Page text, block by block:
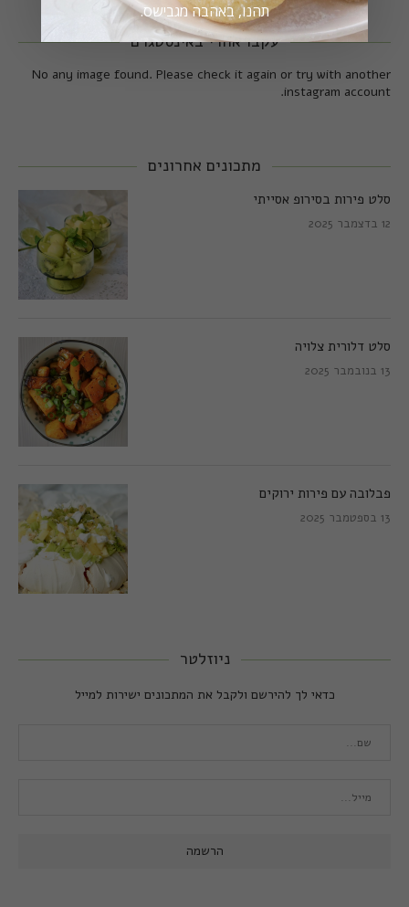
עקבו אחרי באינסטגרם
No any image found. Please check it again or try with another
instagram account.
מתכונים אחרונים
סלט פירות בסירופ אסייתי
12 בדצמבר 2025
סלט דלורית צלויה
13 בנובמבר 2025
פבלובה עם פירות ירוקים
13 בספטמבר 2025
ניוזלטר
כדאי לך להירשם ולקבל את המתכונים ישירות למייל
תהנו, באהבה מגבישס.